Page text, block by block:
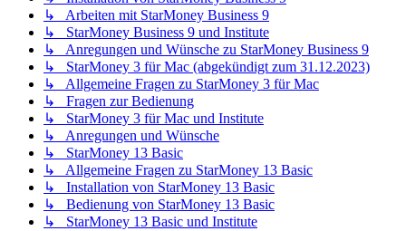
↳ Arbeiten mit StarMoney Business 9
↳ StarMoney Business 9 und Institute
↳ Anregungen und Wünsche zu StarMoney Business 9
↳ StarMoney 3 für Mac (abgekündigt zum 31.12.2023)
↳ Allgemeine Fragen zu StarMoney 3 für Mac
↳ Fragen zur Bedienung
↳ StarMoney 3 für Mac und Institute
↳ Anregungen und Wünsche
↳ StarMoney 13 Basic
↳ Allgemeine Fragen zu StarMoney 13 Basic
↳ Installation von StarMoney 13 Basic
↳ Bedienung von StarMoney 13 Basic
↳ StarMoney 13 Basic und Institute